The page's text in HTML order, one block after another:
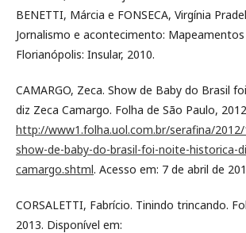
BENETTI, Márcia e FONSECA, Virgínia
Jornalismo e acontecimento:
Florianópolis: Insular, 2010.
CAMARGO, Zeca. Show de Baby do Brasil
diz Zeca Camargo. Folha de São Paulo,
http://www1.folha.uol.com.br/serafina/
show-de-baby-do-brasil-foi-noite-historica-
camargo.shtml. Acesso em: 7 de abril de
CORSALETTI, Fabrício. Tinindo trincando.
2013. Disponível em: